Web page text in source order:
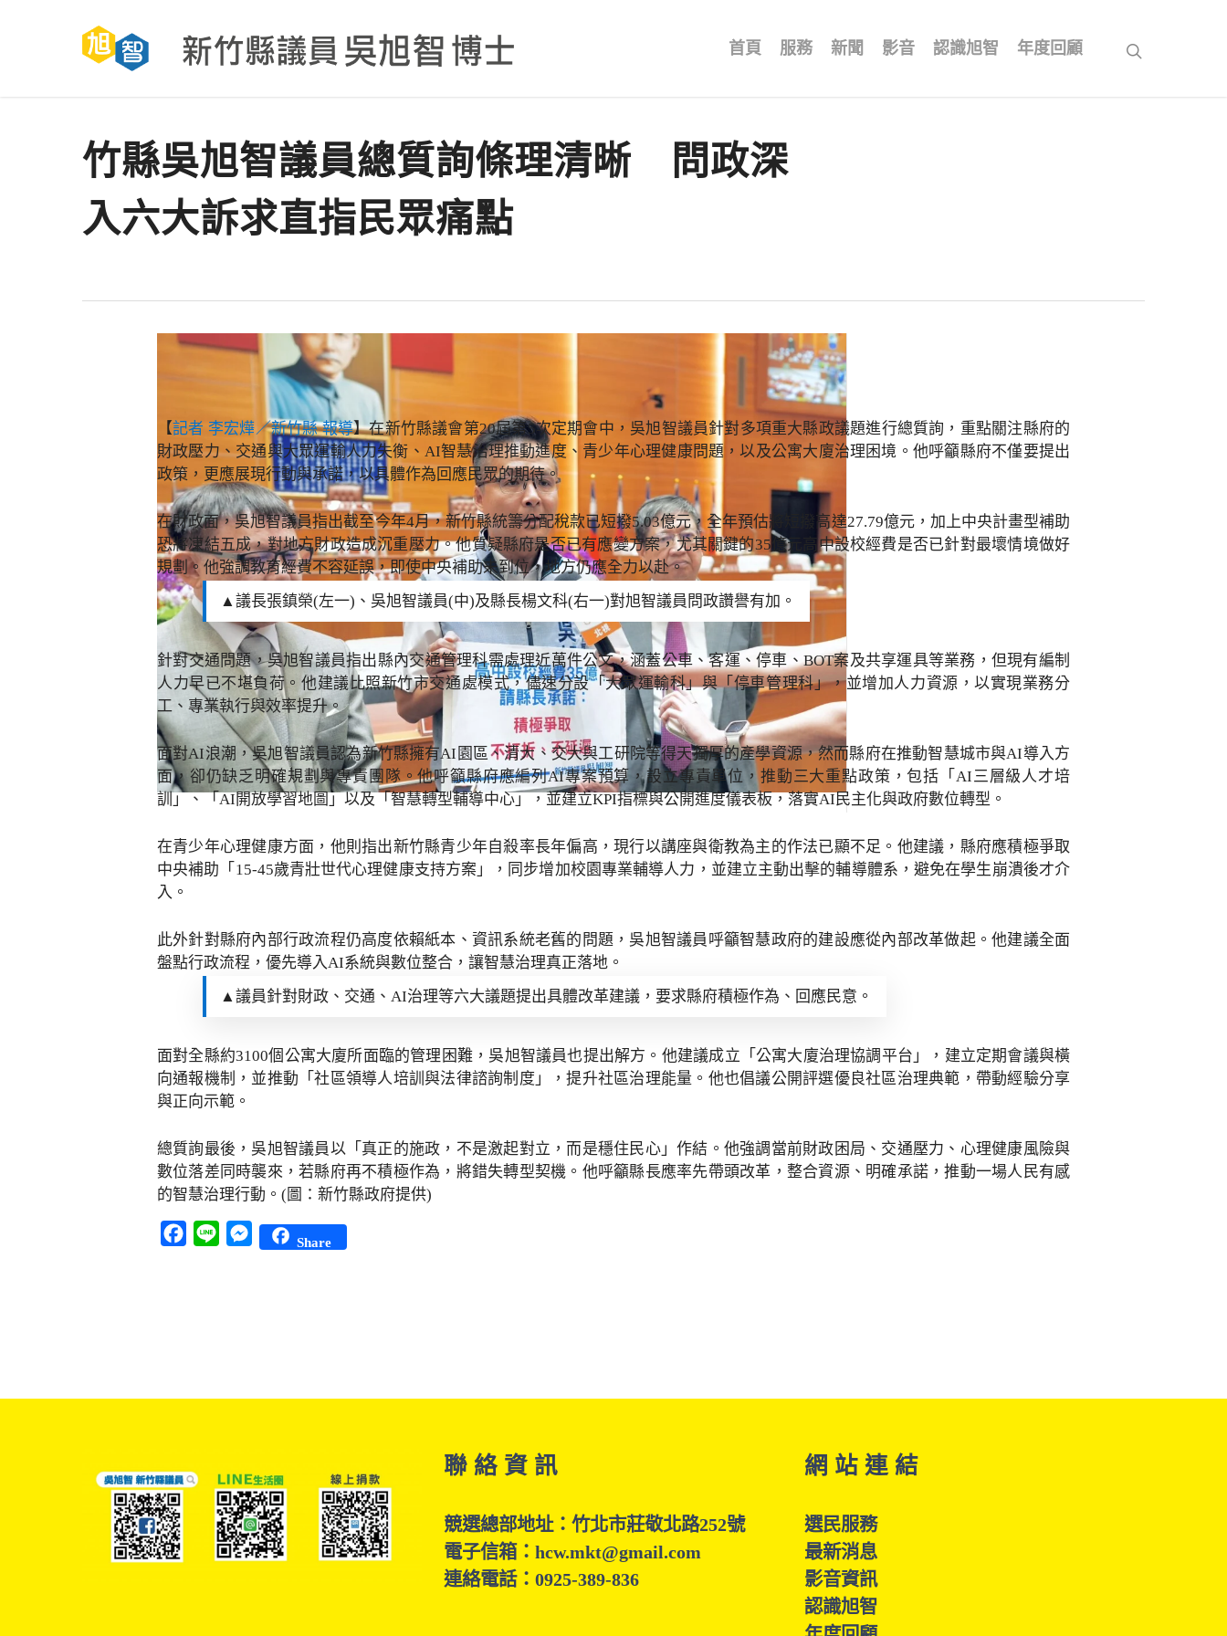
首頁 服務 新聞 影音 認識旭智 年度回顧
竹縣吳旭智議員總質詢條理清晰 問政深
入六大訴求直指民眾痛點
Facebook
Line Messenger
Share
▲新竹縣議員吳旭智28日質詢關心竹縣高中五大方案。
【記者 李宏燁／新竹縣 報導】在新竹縣議會第20屆第5次定期會中，吳旭智議員針對多項重大縣政議題進行總質詢，重點關注縣府的
財政壓力、交通與大眾運輸人力失衡、AI智慧治理推動進度、青少年心理健康問題，以及公寓大廈治理困境。他呼籲縣府不僅要提出
政策，更應展現行動與承諾，以具體作為回應民眾的期待。
在財政面，吳旭智議員指出截至今年4月，新竹縣統籌分配稅款已短撥5.03億元，全年預估將短撥高達27.79億元，加上中央計畫型補助
恐將凍結五成，對地方財政造成沉重壓力。他質疑縣府是否已有應變方案，尤其關鍵的35億元高中設校經費是否已針對最壞情境做好
規劃。他強調教育經費不容延誤，即使中央補助未到位，地方仍應全力以赴。
▲議長張鎮榮(左一)、吳旭智議員(中)及縣長楊文科(右一)對旭智議員問政讚譽有加。
針對交通問題，吳旭智議員指出縣內交通管理科需處理近萬件公文，涵蓋公車、客運、停車、BOT案及共享運具等業務，但現有編制
人力早已不堪負荷。他建議比照新竹市交通處模式，儘速分設「大眾運輸科」與「停車管理科」，並增加人力資源，以實現業務分
工、專業執行與效率提升。
面對AI浪潮，吳旭智議員認為新竹縣擁有AI園區、清大、交大與工研院等得天獨厚的產學資源，然而縣府在推動智慧城市與AI導入方
面，卻仍缺乏明確規劃與專責團隊。他呼籲縣府應編列AI專案預算，設立專責單位，推動三大重點政策，包括「AI三層級人才培
訓」、「AI開放學習地圖」以及「智慧轉型輔導中心」，並建立KPI指標與公開進度儀表板，落實AI民主化與政府數位轉型。
在青少年心理健康方面，他則指出新竹縣青少年自殺率長年偏高，現行以講座與衛教為主的作法已顯不足。他建議，縣府應積極爭取
中央補助「15-45歲青壯世代心理健康支持方案」，同步增加校園專業輔導人力，並建立主動出擊的輔導體系，避免在學生崩潰後才介
入。
此外針對縣府內部行政流程仍高度依賴紙本、資訊系統老舊的問題，吳旭智議員呼籲智慧政府的建設應從內部改革做起。他建議全面
盤點行政流程，優先導入AI系統與數位整合，讓智慧治理真正落地。
▲議員針對財政、交通、AI治理等六大議題提出具體改革建議，要求縣府積極作為、回應民意。
面對全縣約3100個公寓大廈所面臨的管理困難，吳旭智議員也提出解方。他建議成立「公寓大廈治理協調平台」，建立定期會議與橫
向通報機制，並推動「社區領導人培訓與法律諮詢制度」，提升社區治理能量。他也倡議公開評選優良社區治理典範，帶動經驗分享
與正向示範。
總質詢最後，吳旭智議員以「真正的施政，不是激起對立，而是穩住民心」作結。他強調當前財政困局、交通壓力、心理健康風險與
數位落差同時襲來，若縣府再不積極作為，將錯失轉型契機。他呼籲縣長應率先帶頭改革，整合資源、明確承諾，推動一場人民有感
的智慧治理行動。 ( 圖：新竹縣政府提供)
Facebook
Line Messenger
Share
聯 絡 資 訊
競選總部地址：竹北市莊敬北路252號
電子信箱：hcw.mkt@gmail.com
連絡電話：0925-389-836
網 站 連 結
選民服務
最新消息
影音資訊
認識旭智